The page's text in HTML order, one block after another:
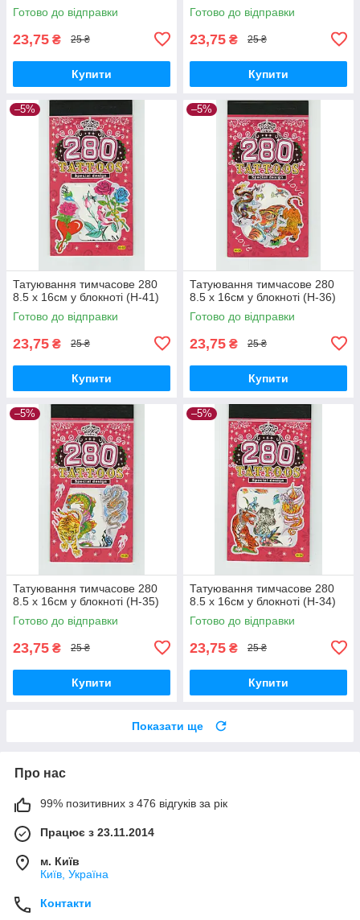
Готово до відправки
23,75 ₴ 25 ₴
Купити
Готово до відправки
23,75 ₴ 25 ₴
Купити
–5%
Татуювання тимчасове 280
8.5 х 16см у блокноті (H-41)
Готово до відправки
23,75 ₴ 25 ₴
Купити
–5%
Татуювання тимчасове 280
8.5 х 16см у блокноті (H-36)
Готово до відправки
23,75 ₴ 25 ₴
Купити
–5%
Татуювання тимчасове 280
8.5 х 16см у блокноті (H-35)
Готово до відправки
23,75 ₴ 25 ₴
Купити
–5%
Татуювання тимчасове 280
8.5 х 16см у блокноті (H-34)
Готово до відправки
23,75 ₴ 25 ₴
Купити
Показати ще
Про нас
99% позитивних з 476 відгуків за рік
Працює з 23.11.2014
м. Київ
Київ, Україна
Контакти